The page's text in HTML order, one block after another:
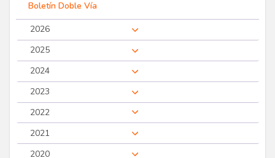
Boletín Doble Vía
2026
2025
2024
2023
2022
2021
2020